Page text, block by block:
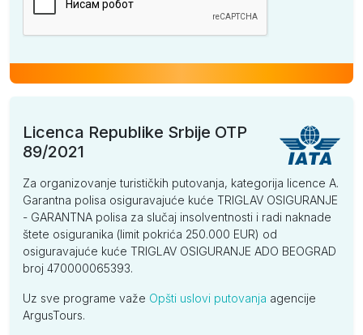
Licenca Republike Srbije OTP
89/2021
Za organizovanje turističkih putovanja, kategorija licence A.
Garantna polisa osiguravajuće kuće TRIGLAV OSIGURANJE
- GARANTNA polisa za slučaj insolventnosti i radi naknade
štete osiguranika (limit pokrića 250.000 EUR) od
osiguravajuće kuće TRIGLAV OSIGURANJE ADO BEOGRAD
broj 470000065393.
Uz sve programe važe Opšti uslovi putovanja agencije
ArgusTours.